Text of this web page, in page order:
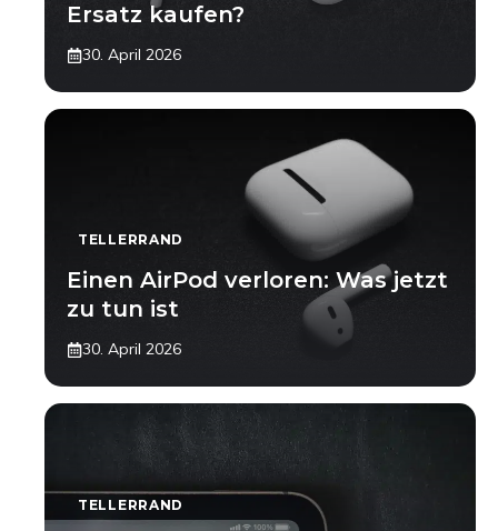
Ersatz kaufen?
30. April 2026
TELLERRAND
Einen AirPod verloren: Was jetzt
zu tun ist
30. April 2026
TELLERRAND